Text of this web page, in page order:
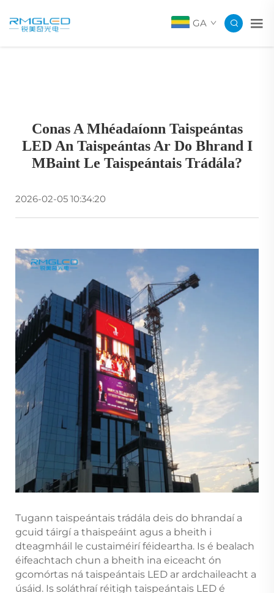
GA
Conas A Mhéadaíonn Taispeántas
LED An Taispeántas Ar Do Bhrand I
MBaint Le Taispeántais Trádála?
2026-02-05 10:34:20
Tugann taispeántais trádála deis do bhrandaí a
gcuid táirgí a thaispeáint agus a bheith i
dteagmháil le custaiméirí féideartha. Is é bealach
éifeachtach chun a bheith ina eiceacht ón
gcomórtas ná taispeántais LED ar ardchaileacht a
úsáid. Is soláthraí réitigh taispeántais LED é